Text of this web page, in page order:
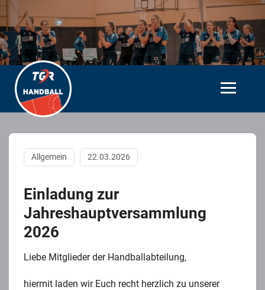
Einladung zur
Jahreshauptversammlung
2026
Allgemein 22.03.2026
Liebe Mitglieder der Handballabteilung,
hiermit laden wir Euch recht herzlich zu unserer